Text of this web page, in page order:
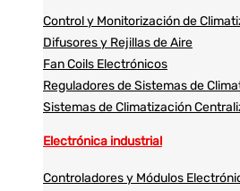
Control y Monitorización de
Difusores y Rejillas de Aire
Fan Coils Electrónicos
Reguladores de Sistemas de
Sistemas de Climatización
Electrónica industrial
Controladores y Módulos